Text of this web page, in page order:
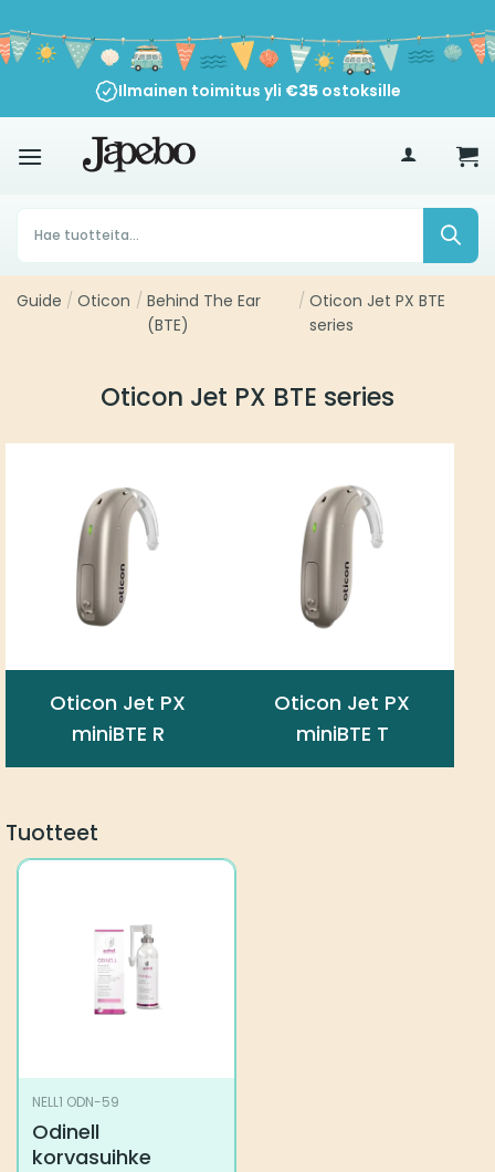
sisältöön
Ilmainen toimitus yli €35ostoksille
30 päivän peruutusoikeus
Products
search
Guide / Oticon / Behind The Ear
(BTE)
/ Oticon Jet PX BTE
series
Oticon Jet PX BTE series
Oticon Jet PX
miniBTE R
Oticon Jet PX
miniBTE T
Tuotteet
NELL1 ODN-59
Odinell
korvasuihke